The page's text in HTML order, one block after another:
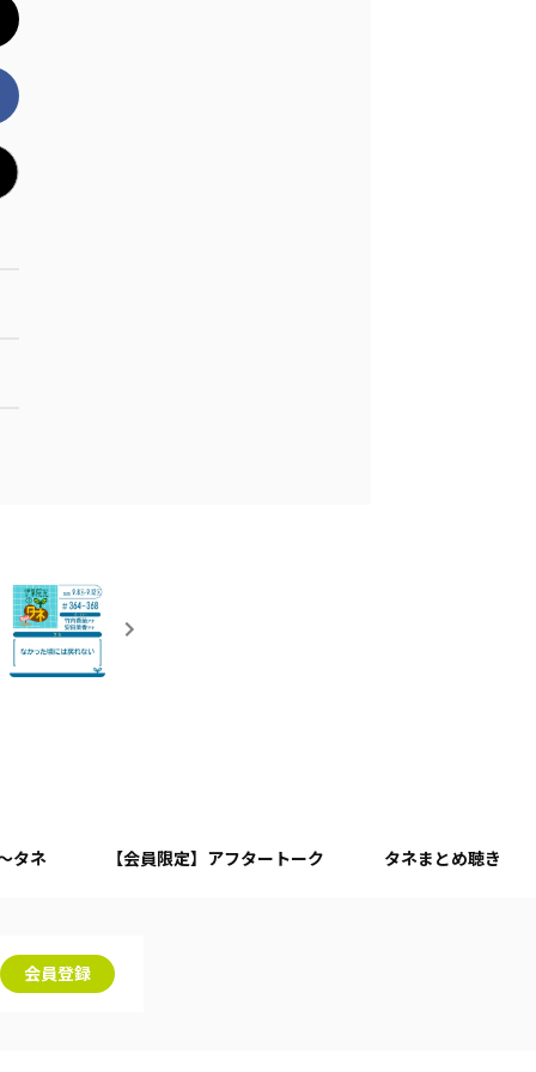
タネ 【会員限定】アフタートーク タネまとめ聴き
会員登録